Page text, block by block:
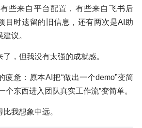
些来自平台配置，有些来自飞书后
目时遗留的旧信息，还有两次是AI助
议。
，但我没有太强的成就感。
疲惫：原本AI把“做出一个demo”变简
个东西进入团队真实工作流”变简单。
我想象中远。